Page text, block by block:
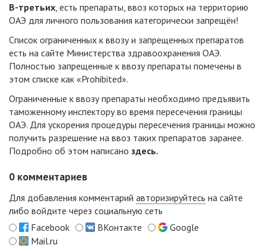
В-третьих, есть препараты, ввоз которых на территорию
ОАЭ для личного пользования категорически запрещён!
Список ограниченных к ввозу и запрещенных препаратов
есть на сайте Министерства здравоохранения ОАЭ.
Полностью запрещенные к ввозу препараты помечены в
этом списке как «Prohibited».
Ограниченные к ввозу препараты необходимо предъявить
таможенному инспектору во время пересечения границы
ОАЭ. Для ускорения процедуры пересечения границы можно
получить разрешение на ввоз таких препаратов заранее.
Подробно об этом написано здесь.
0 комментариев
Для добавления комментарий авторизируйтесь на сайте
либо войдите через социальную сеть
Facebook
ВКонтакте
Google
Mail.ru